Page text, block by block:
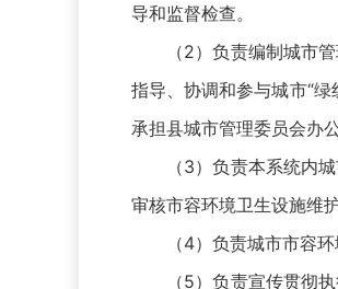
导和监督检查。
（2）负责编制城市管
指导、协调和参与城市“
承担县城市管理委员会办
（3）负责本系统内城
审核市容环境卫生设施维
（4）负责城市市容环
（5）负责宣传贯彻执